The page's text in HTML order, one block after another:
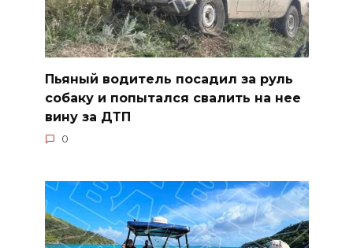
Пьяный водитель посадил за руль
собаку и попытался свалить на нее
вину за ДТП
0